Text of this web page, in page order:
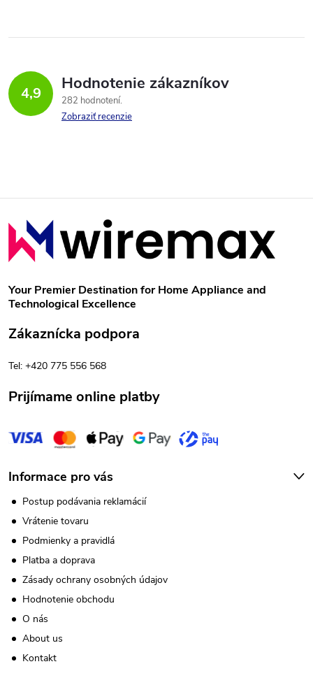
l
d
a
e
p
r
v
k
y
v
ý
p
s
u
4,9 Hodnotenie zákazníkov
282 hodnotení
Zobraziť recenzie
Z
á
p
ä
t
e
Your Premier Destination for Home Appliance and
Technological Excellence
Zákaznícka podpora
Tel: +420 775 556 568
Prijímame online platby
Informace pro vás
Postup podávania reklamácií
Vrátenie tovaru
Podmienky a pravidlá
Platba a doprava
Zásady ochrany osobných údajov
Hodnotenie obchodu
O nás
About us
Kontakt